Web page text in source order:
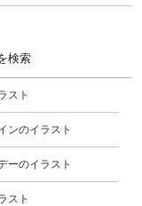
検索
スト
ンのイラスト
ーのイラスト
スト